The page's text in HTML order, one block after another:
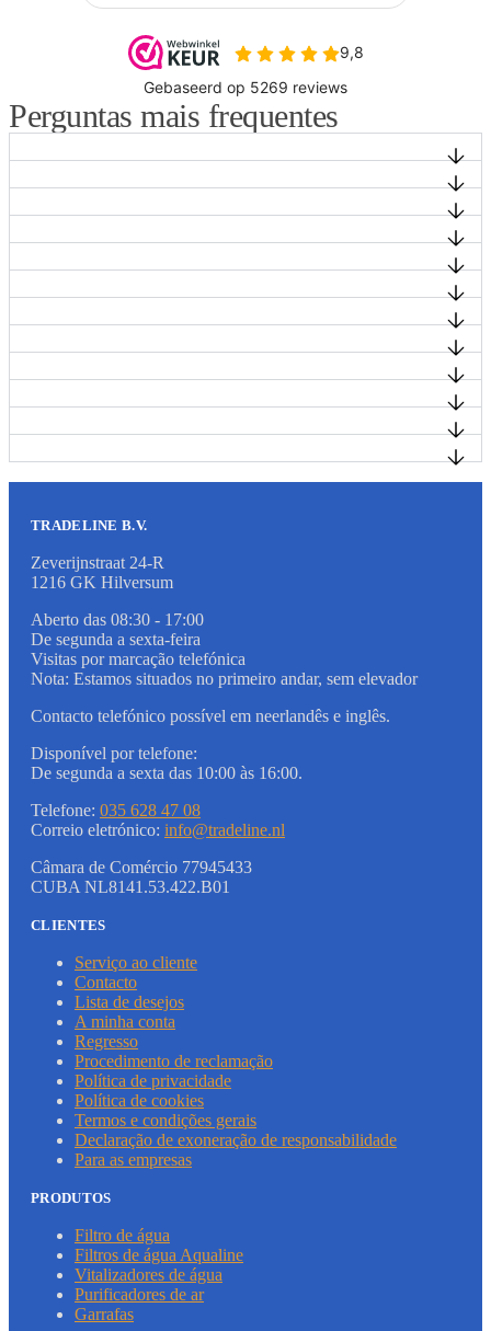
Perguntas mais frequentes
TRADELINE B.V.
Zeverijnstraat 24-R
1216 GK Hilversum
Aberto das 08:30 - 17:00
De segunda a sexta-feira
Visitas por marcação telefónica
Nota: Estamos situados no primeiro andar, sem elevador
Contacto telefónico possível em neerlandês e inglês.
Disponível por telefone:
De segunda a sexta das 10:00 às 16:00.
Telefone: 035 628 47 08
Correio eletrónico: info@tradeline.nl
Câmara de Comércio 77945433
CUBA NL8141.53.422.B01
CLIENTES
Serviço ao cliente
Contacto
Lista de desejos
A minha conta
Regresso
Procedimento de reclamação
Política de privacidade
Política de cookies
Termos e condições gerais
Declaração de exoneração de responsabilidade
Para as empresas
PRODUTOS
Filtro de água
Filtros de água Aqualine
Vitalizadores de água
Purificadores de ar
Garrafas